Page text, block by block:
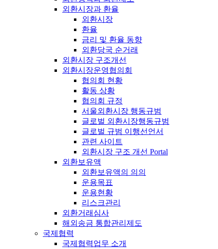
외환시장과 환율
외환시장
환율
금리 및 환율 동향
외환당국 순거래
외환시장 구조개선
외환시장운영협의회
협의회 현황
활동 상황
협의회 규정
서울외환시장 행동규범
글로벌 외환시장행동규범
글로벌 규범 이행선언서
관련 사이트
외환시장 구조 개선 Portal
외환보유액
외환보유액의 의의
운용목표
운용현황
리스크관리
외환거래심사
해외송금 통합관리제도
국제협력
국제협력업무 소개